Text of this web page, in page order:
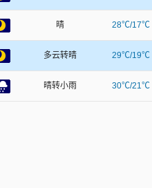
晴 28℃/17℃
多云转晴 29℃/19℃
晴转小雨 30℃/21℃